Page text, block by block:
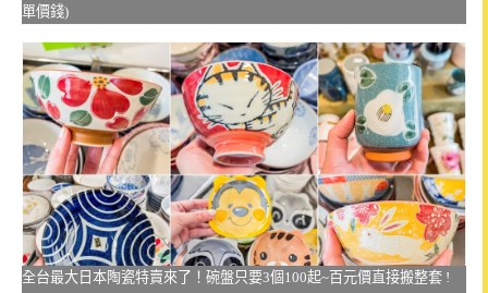
單價錢)
全台最大日本陶瓷特賣來了！碗盤只要3個100起~百元價直接搬整套 !